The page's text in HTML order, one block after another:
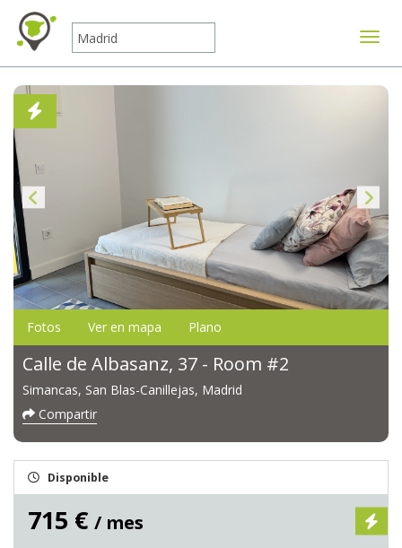
Fotos Ver en mapa Plano
Calle de Albasanz, 37 - Room #2
Simancas, San Blas-Canillejas, Madrid
Compartir
Disponible
715 € / mes